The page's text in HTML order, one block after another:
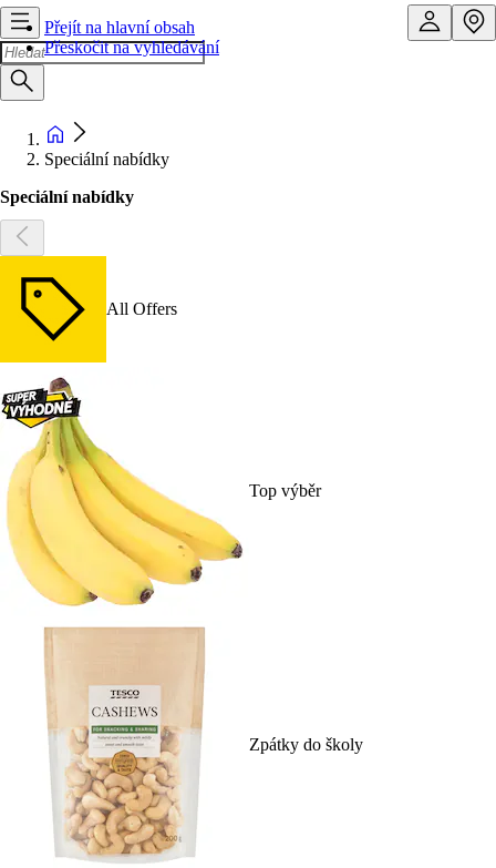
Přejít na hlavní obsah
Přeskočit na vyhledávání
Speciální nabídky
Speciální nabídky
All Offers
Top výběr
Zpátky do školy